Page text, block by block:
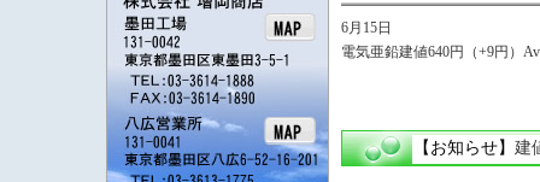
6月15日
電気亜鉛建値640円（+9円）
【お知らせ】 建